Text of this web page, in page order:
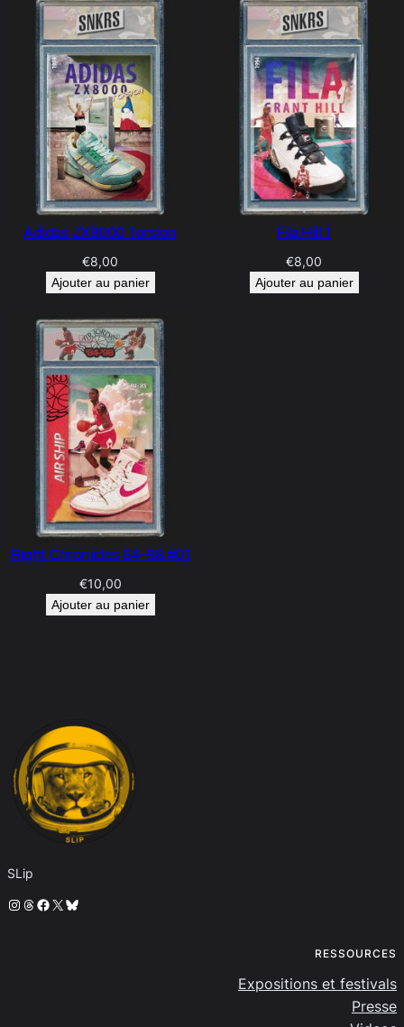
Adidas ZX8000 Torsion
€8,00
Ajouter au panier
Fila Hill 1
€8,00
Ajouter au panier
Flight Chronicles 84–98 #01
€10,00
Ajouter au panier
SLip
Instagram
Threads
Facebook
X Bluesky
RESSOURCES
Expositions et festivals
Presse